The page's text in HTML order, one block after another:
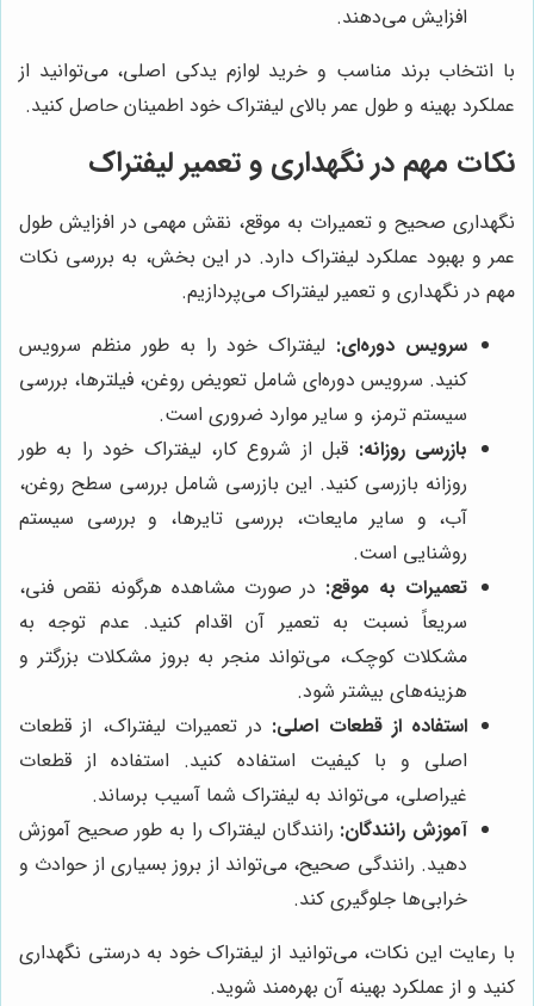
افزایش می‌دهند.
با انتخاب برند مناسب و خرید لوازم یدکی اصلی، می‌توانید از
عملکرد بهینه و طول عمر بالای لیفتراک خود اطمینان حاصل کنید.
نکات مهم در نگهداری و تعمیر لیفتراک
نگهداری صحیح و تعمیرات به موقع، نقش مهمی در افزایش طول
عمر و بهبود عملکرد لیفتراک دارد. در این بخش، به بررسی نکات
مهم در نگهداری و تعمیر لیفتراک می‌پردازیم.
سرویس دوره‌ای: لیفتراک خود را به طور منظم سرویس
کنید. سرویس دوره‌ای شامل تعویض روغن، فیلترها، بررسی
سیستم ترمز، و سایر موارد ضروری است.
بازرسی روزانه: قبل از شروع کار، لیفتراک خود را به طور
روزانه بازرسی کنید. این بازرسی شامل بررسی سطح روغن،
آب، و سایر مایعات، بررسی تایرها، و بررسی سیستم
روشنایی است.
تعمیرات به موقع: در صورت مشاهده هرگونه نقص فنی،
سریعاً نسبت به تعمیر آن اقدام کنید. عدم توجه به
مشکلات کوچک، می‌تواند منجر به بروز مشکلات بزرگتر و
هزینه‌های بیشتر شود.
استفاده از قطعات اصلی: در تعمیرات لیفتراک، از قطعات
اصلی و با کیفیت استفاده کنید. استفاده از قطعات
غیراصلی، می‌تواند به لیفتراک شما آسیب برساند.
آموزش رانندگان: رانندگان لیفتراک را به طور صحیح آموزش
دهید. رانندگی صحیح، می‌تواند از بروز بسیاری از حوادث و
خرابی‌ها جلوگیری کند.
با رعایت این نکات، می‌توانید از لیفتراک خود به درستی نگهداری
کنید و از عملکرد بهینه آن بهره‌مند شوید.